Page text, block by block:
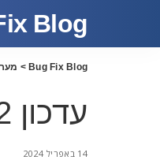
Blog
Bug Fix Blog
>
עדכון 24H2 עבור Windows 11
14 באפריל 2024